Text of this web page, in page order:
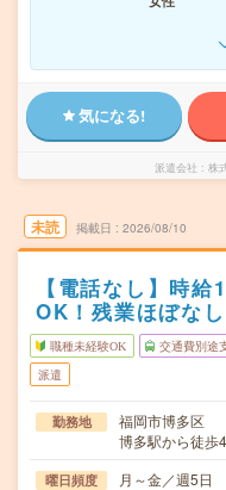
気になる!
派遣会社 株
未読 掲載日 2026/08/10
【電話なし】時
OK！残業ほぼな
職種未経験OK 交通費別途
派遣
勤務地
福岡市博多区
博多駅から徒歩
曜日頻度 月～金／週5日